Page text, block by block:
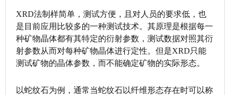
XRD法制样简单，测试方便，且对人员的要求低，也
是目前应用比较多的一种测试技术。其原理是根据每一
种矿物晶体都有其特定的衍射参数，测试数据对照其衍
射参数从而对每种矿物晶体进行定性。但是XRD只能
测试矿物的晶体参数，而不能确定矿物的实际形态。
以蛇纹石为例，通常当蛇纹石以纤维形态存在时可以称